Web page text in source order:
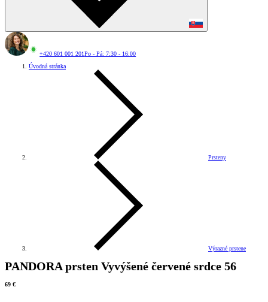
+420 601 001 201Po - Pá: 7:30 - 16:00
Úvodná stránka
Prsteny
Výrazné prstene
PANDORA prsten Vyvýšené červené srdce 56
69 €